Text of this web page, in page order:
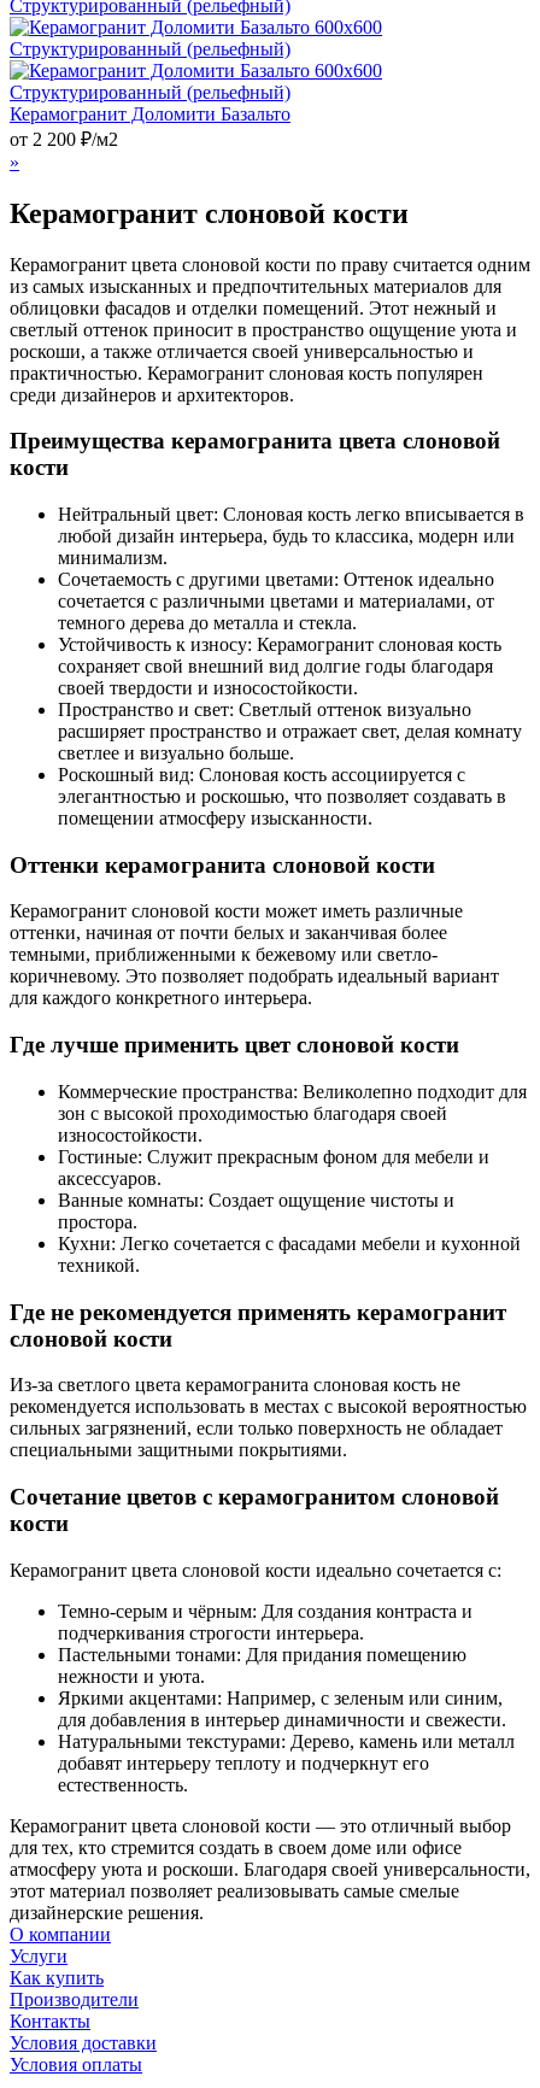
Керамогранит Доломити Базальто
от 2 200 ₽/м2
»
Керамогранит слоновой кости
Керамогранит цвета слоновой кости по праву считается одним
из самых изысканных и предпочтительных материалов для
облицовки фасадов и отделки помещений. Этот нежный и
светлый оттенок приносит в пространство ощущение уюта и
роскоши, а также отличается своей универсальностью и
практичностью. Керамогранит слоновая кость популярен
среди дизайнеров и архитекторов.
Преимущества керамогранита цвета слоновой
кости
Нейтральный цвет: Слоновая кость легко вписывается в
любой дизайн интерьера, будь то классика, модерн или
минимализм.
Сочетаемость с другими цветами: Оттенок идеально
сочетается с различными цветами и материалами, от
темного дерева до металла и стекла.
Устойчивость к износу: Керамогранит слоновая кость
сохраняет свой внешний вид долгие годы благодаря
своей твердости и износостойкости.
Пространство и свет: Светлый оттенок визуально
расширяет пространство и отражает свет, делая комнату
светлее и визуально больше.
Роскошный вид: Слоновая кость ассоциируется с
элегантностью и роскошью, что позволяет создавать в
помещении атмосферу изысканности.
Оттенки керамогранита слоновой кости
Керамогранит слоновой кости может иметь различные
оттенки, начиная от почти белых и заканчивая более
темными, приближенными к бежевому или светло-
коричневому. Это позволяет подобрать идеальный вариант
для каждого конкретного интерьера.
Где лучше применить цвет слоновой кости
Коммерческие пространства: Великолепно подходит для
зон с высокой проходимостью благодаря своей
износостойкости.
Гостиные: Служит прекрасным фоном для мебели и
аксессуаров.
Ванные комнаты: Создает ощущение чистоты и
простора.
Кухни: Легко сочетается с фасадами мебели и кухонной
техникой.
Где не рекомендуется применять керамогранит
слоновой кости
Из-за светлого цвета керамогранита слоновая кость не
рекомендуется использовать в местах с высокой вероятностью
сильных загрязнений, если только поверхность не обладает
специальными защитными покрытиями.
Сочетание цветов с керамогранитом слоновой
кости
Керамогранит цвета слоновой кости идеально сочетается с:
Темно-серым и чёрным: Для создания контраста и
подчеркивания строгости интерьера.
Пастельными тонами: Для придания помещению
нежности и уюта.
Яркими акцентами: Например, с зеленым или синим,
для добавления в интерьер динамичности и свежести.
Натуральными текстурами: Дерево, камень или металл
добавят интерьеру теплоту и подчеркнут его
естественность.
Керамогранит цвета слоновой кости — это отличный выбор
для тех, кто стремится создать в своем доме или офисе
атмосферу уюта и роскоши. Благодаря своей универсальности,
этот материал позволяет реализовывать самые смелые
дизайнерские решения.
О компании
Услуги
Как купить
Производители
Контакты
Условия доставки
Условия оплаты